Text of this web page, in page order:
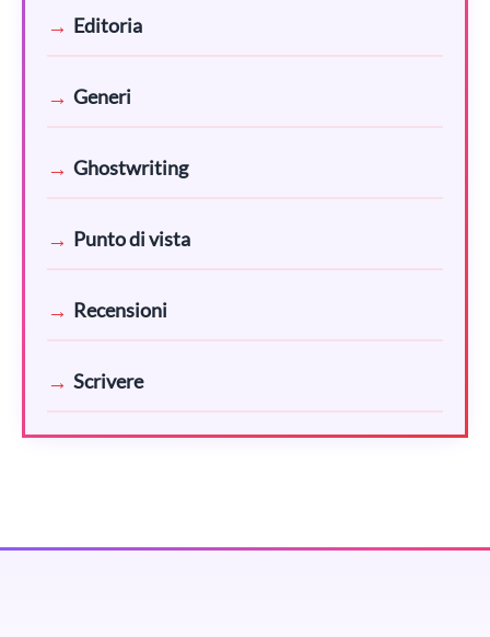
Editoria
Generi
Ghostwriting
Punto di vista
Recensioni
Scrivere